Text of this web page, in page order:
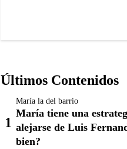
Últimos Contenidos
María la del barrio
María tiene una
alejarse de Luis
bien?